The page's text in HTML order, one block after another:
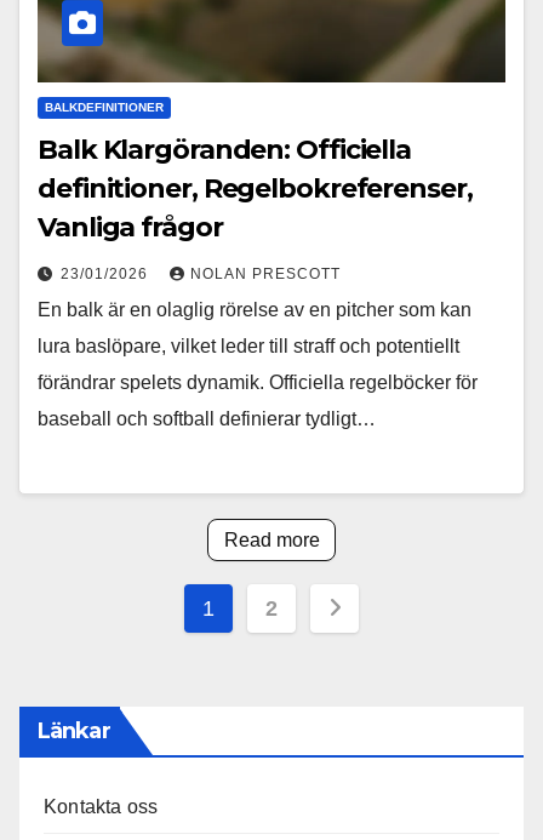
BALKDEFINITIONER
Balk Klargöranden: Officiella
definitioner, Regelbokreferenser,
Vanliga frågor
23/01/2026 NOLAN PRESCOTT
En balk är en olaglig rörelse av en pitcher som kan
lura baslöpare, vilket leder till straff och potentiellt
förändrar spelets dynamik. Officiella regelböcker för
baseball och softball definierar tydligt…
Read more
Posts
1 2
Länkar
Kontakta oss